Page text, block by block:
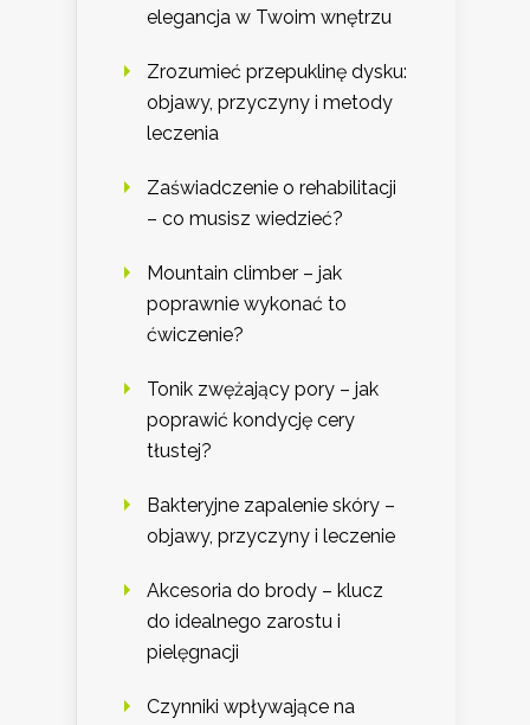
elegancja w Twoim wnętrzu
Zrozumieć przepuklinę dysku:
objawy, przyczyny i metody
leczenia
Zaświadczenie o rehabilitacji
– co musisz wiedzieć?
Mountain climber – jak
poprawnie wykonać to
ćwiczenie?
Tonik zwężający pory – jak
poprawić kondycję cery
tłustej?
Bakteryjne zapalenie skóry –
objawy, przyczyny i leczenie
Akcesoria do brody – klucz
do idealnego zarostu i
pielęgnacji
Czynniki wpływające na